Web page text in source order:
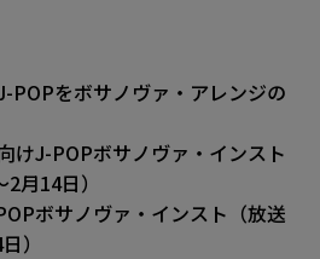
POPをボサノヴァ・アレンジの
けJ-POPボサノヴァ・インスト
月14日）
ボサノヴァ・インスト（放送
）